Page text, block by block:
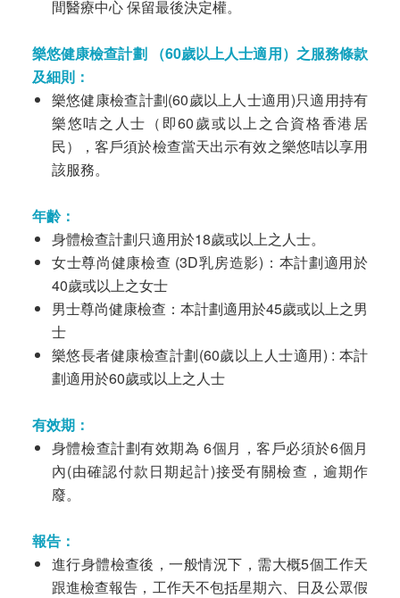
間醫療中心 保留最後決定權。
樂悠健康檢查計劃 （60歲以上人士適用） 之服務條款
及細則：
樂悠健康檢查計劃(60歲以上人士適用)只適用持有
樂悠咭之人士（即60歲或以上之合資格香港居
民），客戶須於檢查當天出示有效之樂悠咭以享用
該服務。
年齡：
身體檢查計劃只適用於18歲或以上之人士。
女士尊尚健康檢查 (3D乳房造影)：本計劃適用於
40歲或以上之女士
男士尊尚健康檢查：本計劃適用於45歲或以上之男
士
樂悠長者健康檢查計劃(60歲以上人士適用) : 本計
劃適用於60歲或以上之人士
有效期：
身體檢查計劃有效期為 6個月，客戶必須於6個月
內(由確認付款日期起計)接受有關檢查，逾期作
廢。
報告：
進行身體檢查後，一般情況下，需大概5個工作天
跟進檢查報告，工作天不包括星期六、日及公眾假